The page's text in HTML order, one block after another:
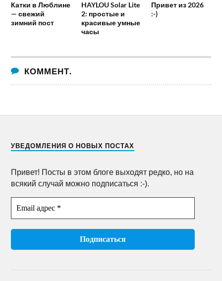
Катки в Люблине
— свежий
зимний пост
HAYLOU Solar Lite
2: простые и
красивые умные
часы
Привет из 2026
:-)
КОММЕНТ.
УВЕДОМЛЕНИЯ О НОВЫХ ПОСТАХ
Привет! Посты в этом блоге выходят редко, но на
всякий случай можно подписаться :-).